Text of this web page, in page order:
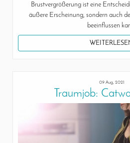
Brustvergrößerung ist eine
äußere Erscheinung, sondern auch
beeinflussen
09 Aug, 2021
Traumjob: